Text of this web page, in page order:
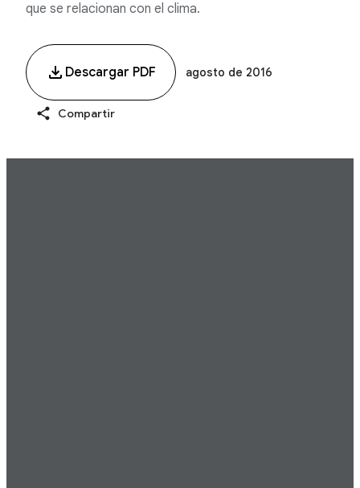
que se relacionan con el clima.
Descargar PDF agosto de 2016
Compartir